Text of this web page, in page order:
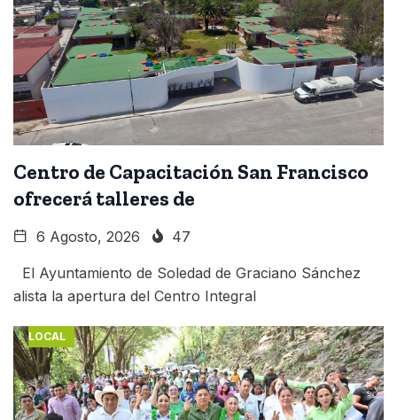
Centro de Capacitación San Francisco
ofrecerá talleres de
6 Agosto, 2026 47
El Ayuntamiento de Soledad de Graciano Sánchez
alista la apertura del Centro Integral
LOCAL